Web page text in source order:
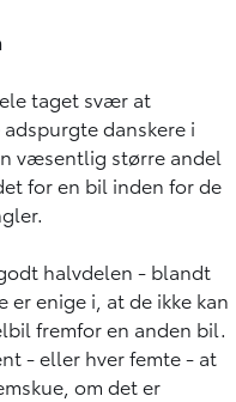
taget svær at
danskere i
væsentlig større andel
for en bil inden for de
halvdelen - blandt
enige i, at de ikke kan
fremfor en anden bil.
- eller hver femte - at
om det er